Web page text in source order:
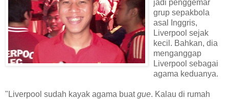
jadi penggemar
grup sepakbola
asal Inggris,
Liverpool sejak
kecil. Bahkan, dia
menganggap
Liverpool sebagai
agama keduanya.
"Liverpool sudah kayak agama buatgue. Kalau di rumah